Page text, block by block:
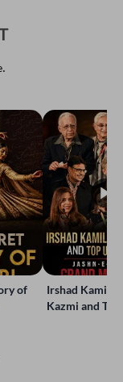
of
Irshad Kamil,
Kazmi and